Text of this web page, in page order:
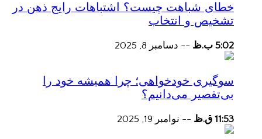
خطای شباهت چیست؟ اشتباهات رایج ذهن در
تشخیص و انتخاب
5:02 ب.ظ -- دسامبر 8, 2025
سوگیری خودخواهی؛ چرا همیشه خود را
بی‌تقصیر می‌دانیم؟
11:53 ق.ظ -- نوامبر 19, 2025